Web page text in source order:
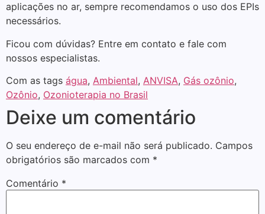
aplicações no ar, sempre recomendamos o uso dos EPIs
necessários.
Ficou com dúvidas? Entre em contato e fale com
nossos especialistas.
Com as tags água, Ambiental, ANVISA, Gás ozônio,
Ozônio, Ozonioterapia no Brasil
Deixe um comentário
O seu endereço de e-mail não será publicado. Campos
obrigatórios são marcados com *
Comentário *